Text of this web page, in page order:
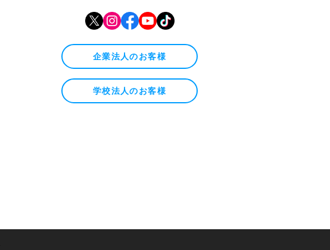
企業法人のお客様
学校法人のお客様